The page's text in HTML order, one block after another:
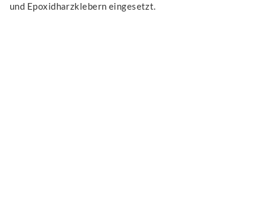
und Epoxidharzklebern eingesetzt.